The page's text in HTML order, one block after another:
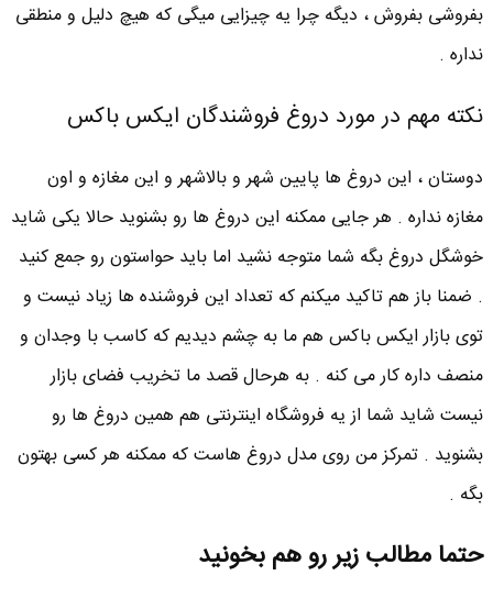
بفروشی بفروش ، دیگه چرا یه چیزایی میگی که هیچ دلیل و منطقی
نداره .
نکته مهم در مورد دروغ فروشندگان ایکس باکس
دوستان ، این دروغ ها پایین شهر و بالاشهر و این مغازه و اون
مغازه نداره . هر جایی ممکنه این دروغ ها رو بشنوید حالا یکی شاید
خوشگل دروغ بگه شما متوجه نشید اما باید حواستون رو جمع کنید
. ضمنا باز هم تاکید میکنم که تعداد این فروشنده ها زیاد نیست و
توی بازار ایکس باکس هم ما به چشم دیدیم که کاسب با وجدان و
منصف داره کار می کنه . به هرحال قصد ما تخریب فضای بازار
نیست شاید شما از یه فروشگاه اینترنتی هم همین دروغ ها رو
بشنوید . تمرکز من روی مدل دروغ هاست که ممکنه هر کسی بهتون
بگه .
حتما مطالب زیر رو هم بخونید